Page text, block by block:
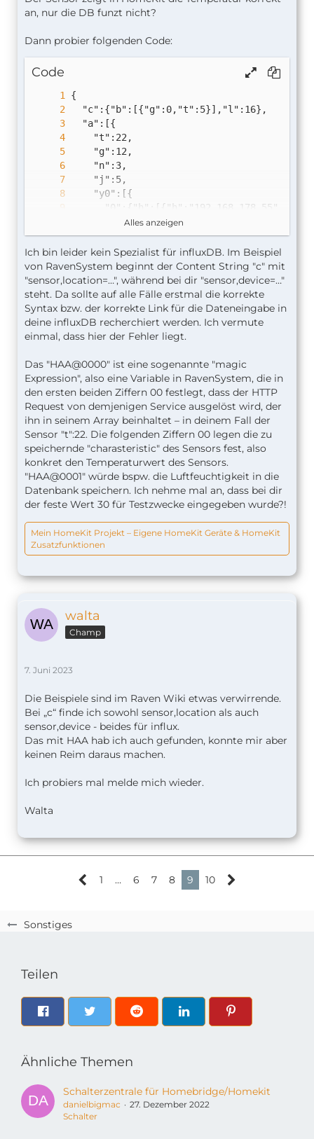
Sonstiges
an, nur die DB funzt nicht?
Dann probier folgenden Code:
Code
}
Alles anzeigen
Ich bin leider kein Spezialist für influxDB. Im Beispiel
von RavenSystem beginnt der Content String "c" mit
"sensor,location=…", während bei dir "sensor,device=…"
steht. Da sollte auf alle Fälle erstmal die korrekte
Syntax bzw. der korrekte Link für die Dateneingabe in
deine influxDB recherchiert werden. Ich vermute
einmal, dass hier der Fehler liegt.
Das "HAA@0000" ist eine sogenannte "magic
Expression", also eine Variable in RavenSystem, die in
den ersten beiden Ziffern 00 festlegt, dass der HTTP
Request von demjenigen Service ausgelöst wird, der
ihn in seinem Array beinhaltet – in deinem Fall der
Sensor "t":22. Die folgenden Ziffern 00 legen die zu
speichernde "charasteristic" des Sensors fest, also
konkret den Temperaturwert des Sensors.
"HAA@0001" würde bspw. die Luftfeuchtigkeit in die
Datenbank speichern. Ich nehme mal an, dass bei dir
der feste Wert 30 für Testzwecke eingegeben wurde?!
Mein HomeKit Projekt – Eigene HomeKit Geräte & HomeKit
Zusatzfunktionen
walta
Champ
7. Juni 2023
Die Beispiele sind im Raven Wiki etwas verwirrende.
Bei „c“ finde ich sowohl sensor,location als auch
sensor,device - beides für influx.
Das mit HAA hab ich auch gefunden, konnte mir aber
keinen Reim daraus machen.
Ich probiers mal melde mich wieder.
Walta
1 … 6 7 8 9 10
Teilen
Ähnliche Themen
Schalterzentrale für Homebridge/Homekit
danielbigmac
27. Dezember 2022
Schalter